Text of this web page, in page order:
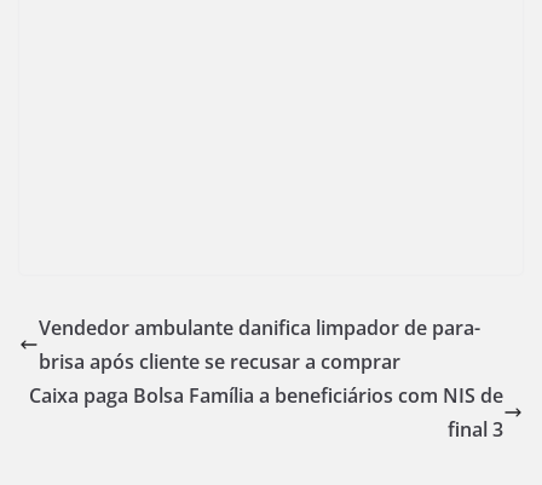
Vendedor ambulante danifica limpador de para-
brisa após cliente se recusar a comprar
Caixa paga Bolsa Família a beneficiários com NIS de
final 3